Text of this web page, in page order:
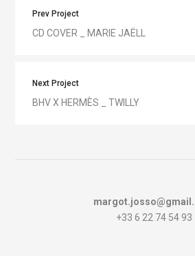
Prev Project
CD COVER _ MARIE JAËLL
Next Project
BHV X HERMÈS _ TWILLY
+33 6 22 74 54 93